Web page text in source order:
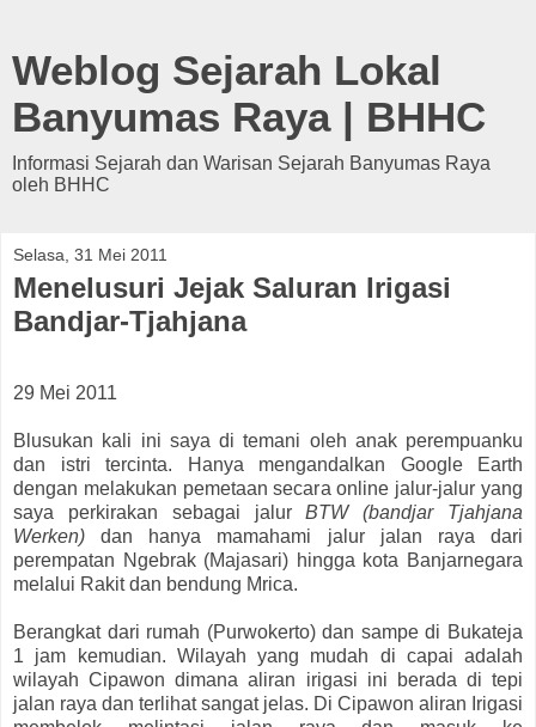
Weblog Sejarah Lokal
Banyumas Raya | BHHC
Informasi Sejarah dan Warisan Sejarah Banyumas Raya
oleh BHHC
Selasa, 31 Mei 2011
Menelusuri Jejak Saluran Irigasi
Bandjar-Tjahjana
29 Mei 2011
Blusukan kali ini saya di temani oleh anak perempuanku
dan istri tercinta.
Hanya mengandalkan Google Earth
dengan melakukan pemetaan secara online jalur-jalur yang
saya perkirakan sebagai jalurBTW (bandjar Tjahjana
Werken)dan hanya mamahami jalur jalan raya dari
perempatan Ngebrak (Majasari) hingga kota Banjarnegara
melalui Rakit dan bendung Mrica.
Berangkat dari rumah (Purwokerto) dan sampe di Bukateja
1 jam kemudian. Wilayah yang mudah di capai adalah
wilayah Cipawon dimana aliran irigasi ini berada di tepi
jalan raya dan terlihat sangat jelas. Di Cipawon aliran Irigasi